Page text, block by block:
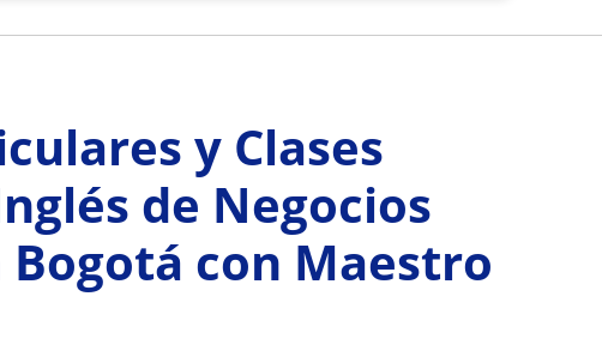
y Clases
de Negocios
con Maestro